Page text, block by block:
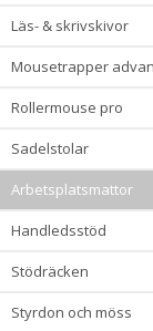
läs- & skrivskivor
mousetrapper
rollermouse pro
sadelstolar
arbetsplatsmattor
handledsstöd
stödräcken
styrdon och möss